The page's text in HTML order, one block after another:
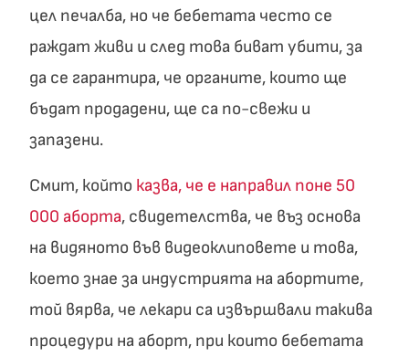
цел печалба, но че бебетата често се
раждат живи и след това биват убити, за
да се гарантира, че органите, които ще
бъдат продадени, ще са по-свежи и
запазени.
Смит, който казва, че е направил поне 50
000 аборта, свидетелства, че въз основа
на видяното във видеоклиповете и това,
което знае за индустрията на абортите,
той вярва, че лекари са извършвали такива
процедури на аборт, при които бебетата